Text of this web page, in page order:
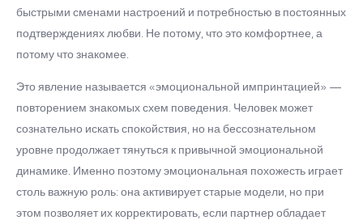
быстрыми сменами настроений и потребностью в постоянных
подтверждениях любви. Не потому, что это комфортнее, а
потому что знакомее.
Это явление называется «эмоциональной импринтацией» —
повторением знакомых схем поведения. Человек может
сознательно искать спокойствия, но на бессознательном
уровне продолжает тянуться к привычной эмоциональной
динамике. Именно поэтому эмоциональная похожесть играет
столь важную роль: она активирует старые модели, но при
этом позволяет их корректировать, если партнер обладает